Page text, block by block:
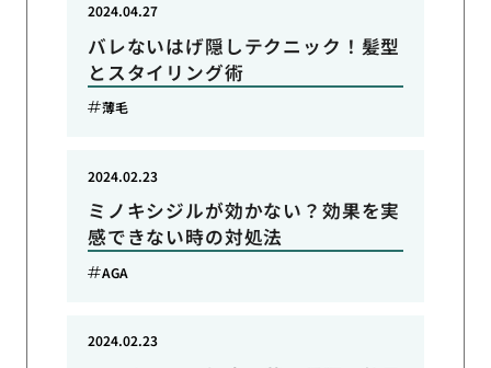
バレないはげ隠しテクニック！髪型
とスタイリング術
2024.04.27
薄毛
ミノキシジルが効かない？効果を実
感できない時の対処法
2024.02.23
AGA
2024.02.23